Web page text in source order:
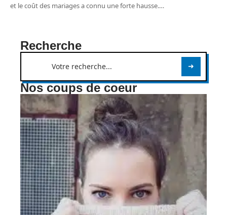
et le coût des mariages a connu une forte hausse.…
Recherche
Nos coups de coeur